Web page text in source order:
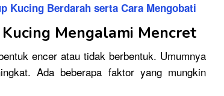
Kucing Berdarah serta Cara Mengobati
Mengalami Mencret
encer atau tidak berbentuk. Umumnya
Ada beberapa faktor yang mungkin